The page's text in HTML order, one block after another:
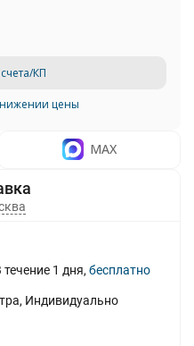
КП
цены
MAX
течение 1 дня Бесплатно
Индивидуально